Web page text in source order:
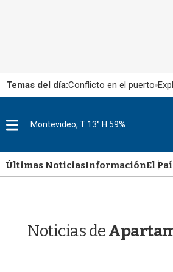
Temas del día:Conflicto en el puerto
M
u
Montevideo, T 13° H 59%
Últimas NoticiasInformaciónEl
Noticias de